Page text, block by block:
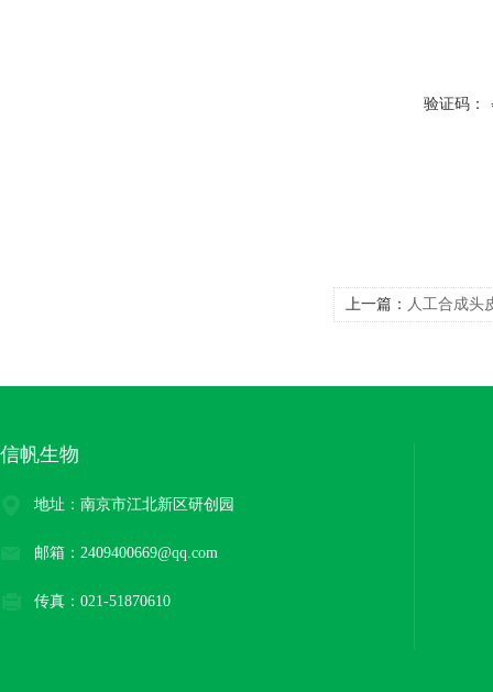
验证码：
上一篇： 人工合成头
信帆生物
地址：南京市江北新区研创园
邮箱：2409400669@qq.com
传真：021-51870610